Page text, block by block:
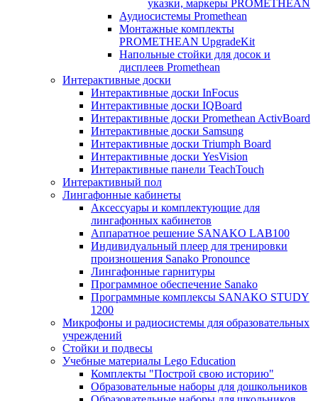
указки, маркеры PROMETHEAN
Аудиосистемы Promethean
Монтажные комплекты
PROMETHEAN UpgradeKit
Напольные стойки для досок и
дисплеев Promethean
Интерактивные доски
Интерактивные доски InFocus
Интерактивные доски IQBoard
Интерактивные доски Promethean ActivBoard
Интерактивные доски Samsung
Интерактивные доски Triumph Board
Интерактивные доски YesVision
Интерактивные панели TeachTouch
Интерактивный пол
Лингафонные кабинеты
Аксессуары и комплектующие для
лингафонных кабинетов
Аппаратное решение SANAKO LAB100
Индивидуальный плеер для тренировки
произношения Sanako Pronounce
Лингафонные гарнитуры
Программное обеспечение Sanako
Программные комплексы SANAKO STUDY
1200
Микрофоны и радиосистемы для образовательных
учреждений
Стойки и подвесы
Учебные материалы Lego Education
Комплекты "Построй свою историю"
Образовательные наборы для дошкольников